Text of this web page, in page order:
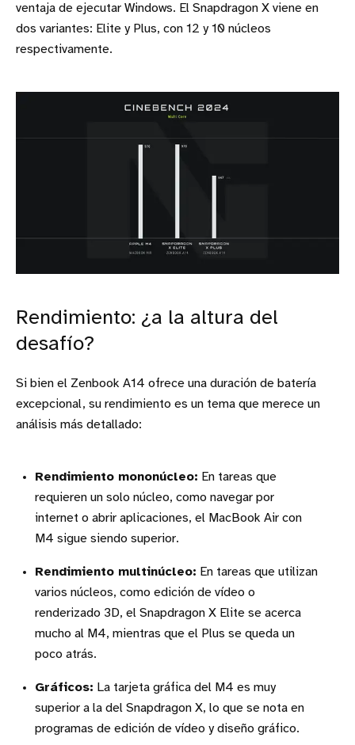
ventaja de ejecutar Windows. El Snapdragon X viene en
dos variantes: Elite y Plus, con 12 y 10 núcleos
respectivamente.
Rendimiento: ¿a la altura del
desafío?
Si bien el Zenbook A14 ofrece una duración de batería
excepcional, su rendimiento es un tema que merece un
análisis más detallado:
Rendimiento mononúcleo: En tareas que
requieren un solo núcleo, como navegar por
internet o abrir aplicaciones, el MacBook Air con
M4 sigue siendo superior.
Rendimiento multinúcleo: En tareas que utilizan
varios núcleos, como edición de vídeo o
renderizado 3D, el Snapdragon X Elite se acerca
mucho al M4, mientras que el Plus se queda un
poco atrás.
Gráficos: La tarjeta gráfica del M4 es muy
superior a la del Snapdragon X, lo que se nota en
programas de edición de vídeo y diseño gráfico.